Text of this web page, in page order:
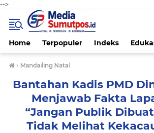
-->
Home Terpopuler Indeks
› Mandailing Natal
Bantahan Kadis PMD
Menjawab Fakta
“Jangan Publik
Tidak Melihat